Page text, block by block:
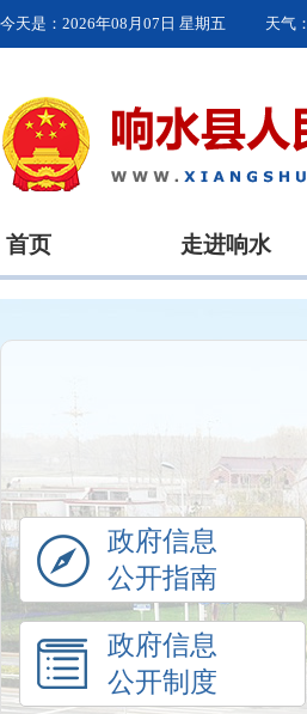
今天是： 2026年08月07日 星期五 天气：
首页 走进响水
政府信息
公开指南
政府信息
公开制度